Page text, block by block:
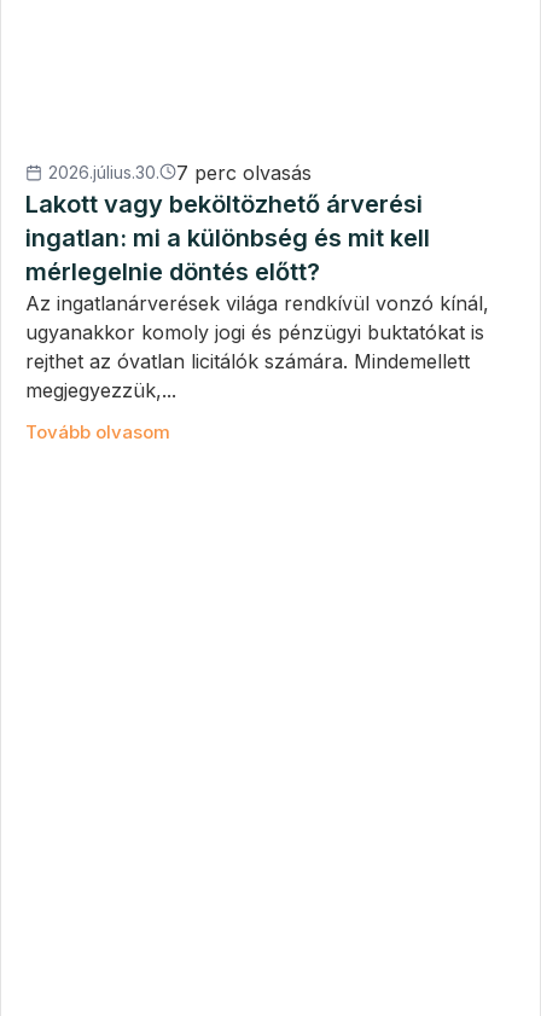
2026.július.30. 7 perc olvasás
Lakott vagy beköltözhető árverési
ingatlan: mi a különbség és mit kell
mérlegelnie döntés előtt?
Az ingatlanárverések világa rendkívül vonzó kínál,
ugyanakkor komoly jogi és pénzügyi buktatókat is
rejthet az óvatlan licitálók számára. Mindemellett
megjegyezzük,...
Tovább olvasom